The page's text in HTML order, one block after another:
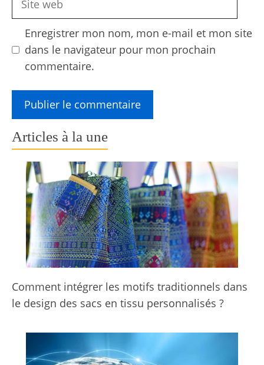
Enregistrer mon nom, mon e-mail et mon site
dans le navigateur pour mon prochain
commentaire.
Articles à la une
Comment intégrer les motifs traditionnels dans
le design des sacs en tissu personnalisés ?